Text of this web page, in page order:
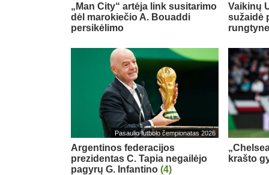
„Man City“ artėja link susitarimo
dėl marokiečio A. Bouaddi
persikėlimo
Vaikinų
sužaidė
Pasaulio futbolo čempionatas 2026
Argentinos federacijos
prezidentas C. Tapia negailėjo
pagyrų G. Infantino (4)
krašto